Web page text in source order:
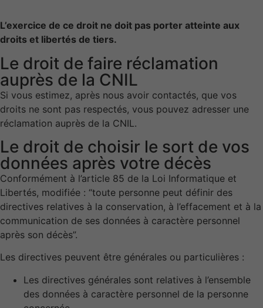
L’exercice de ce droit ne doit pas porter atteinte aux
droits et libertés de tiers.
Le droit de faire réclamation
auprès de la CNIL
Si vous estimez, après nous avoir contactés, que vos
droits ne sont pas respectés, vous pouvez adresser une
réclamation auprès de la CNIL.
Le droit de choisir le sort de vos
données après votre décès
Conformément à l’article 85 de la Loi Informatique et
Libertés, modifiée : “toute personne peut définir des
directives relatives à la conservation, à l’effacement et à la
communication de ses données à caractère personnel
après son décès”.
Les directives peuvent être générales ou particulières :
Les directives générales sont relatives à l’ensemble
des données à caractère personnel de la personne